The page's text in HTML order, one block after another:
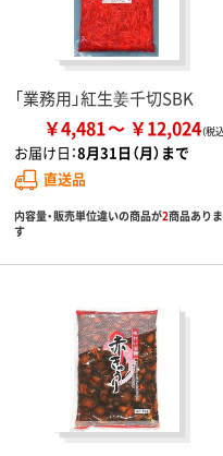
「業務用」紅生姜千切SBK
￥4,481 ￥12,024
お届け日：8月31日（月）まで
直送品
内容量・販売単位違いの商品が2商品ありま
す